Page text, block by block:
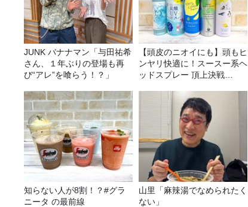
JUNK バナナマン「与田祐希
さん、１年ぶりの登場も再
び“アレ”を喰らう！？」
【頭皮のニオイにも】頭もヒ
ンヤリ快適に！スースー系ヘ
ッドスプレー 頂上決戦
知らない人が8割！？#グラ
ニータ の最前線
山里「麻辣湯でなめられたく
ない」